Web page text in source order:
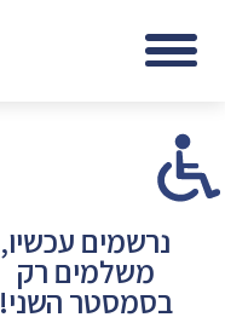
נרשמים עכשיו,
משלמים רק
בסמסטר השני!